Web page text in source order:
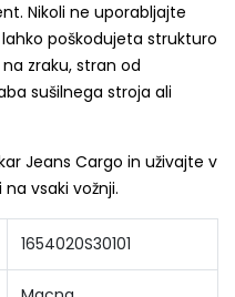
Nikoli ne uporabljajte
poškodujeta strukturo
zraku, stran od
sušilnega stroja ali
Jeans Cargo in uživajte v
vsaki vožnji.
1654020S30101